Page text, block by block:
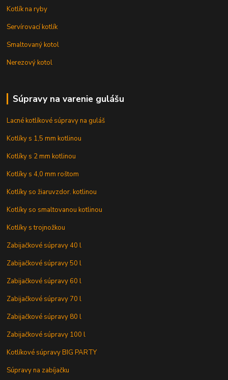
Kotlík na ryby
Servírovací kotlík
Smaltovaný kotol
Nerezový kotol
Súpravy na varenie gulášu
Lacné kotlíkové súpravy na guláš
Kotlíky s 1,5 mm kotlinou
Kotlíky s 2 mm kotlinou
Kotlíky s 4,0 mm roštom
Kotlíky so žiaruvzdor. kotlinou
Kotlíky so smaltovanou kotlinou
Kotlíky s trojnožkou
Zabijačkové súpravy 40 l
Zabijačkové súpravy 50 l
Zabijačkové súpravy 60 l
Zabijačkové súpravy 70 l
Zabijačkové súpravy 80 l
Zabijačkové súpravy 100 l
Kotlíkové súpravy BIG PARTY
Súpravy na zabíjačku